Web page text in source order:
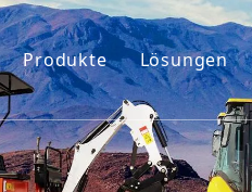
Produkte
Motor
Baggerzubehör
Lösungen